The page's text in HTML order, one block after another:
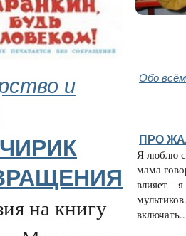
и
Обо всём
на книгу
ПРО
Я люблю
мама
влияет –